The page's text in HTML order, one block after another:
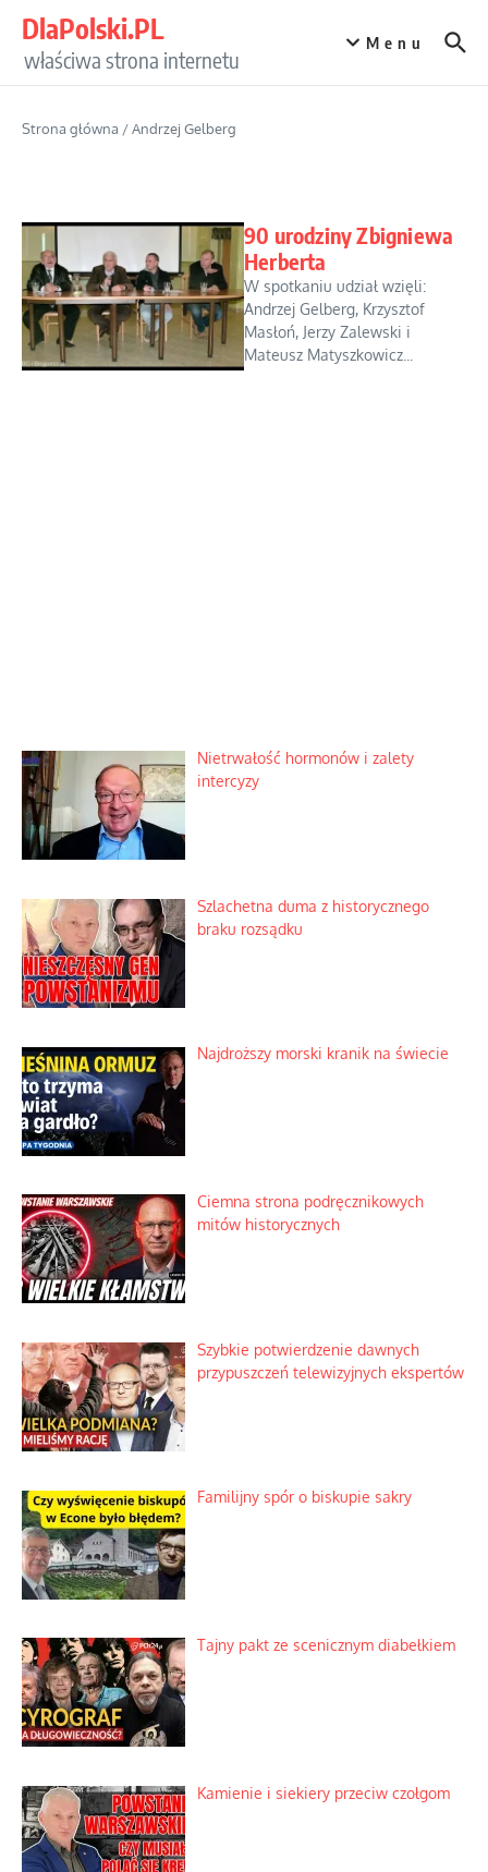
DlaPolski.PL
właściwa strona internetu
Menu
Strona główna /Andrzej Gelberg
90 urodziny Zbigniewa
Herberta
W spotkaniu udział wzięli:
Andrzej Gelberg, Krzysztof
Masłoń, Jerzy Zalewski i
Mateusz Matyszkowicz...
Nietrwałość hormonów i zalety
intercyzy
Szlachetna duma z historycznego
braku rozsądku
Najdroższy morski kranik na świecie
Ciemna strona podręcznikowych
mitów historycznych
Szybkie potwierdzenie dawnych
przypuszczeń telewizyjnych ekspertów
Familijny spór o biskupie sakry
Tajny pakt ze scenicznym diabełkiem
Kamienie i siekiery przeciw czołgom